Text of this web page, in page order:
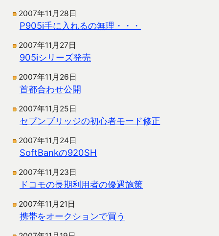
2007年11月28日
P905i手に入れるの無理・・・
2007年11月27日
905iシリーズ発売
2007年11月26日
首都合わせ公開
2007年11月25日
セブンブリッジの初心者モード修正
2007年11月24日
SoftBankの920SH
2007年11月23日
ドコモの長期利用者の優遇施策
2007年11月21日
携帯をオークションで買う